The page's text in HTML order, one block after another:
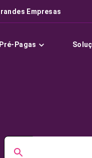
Empresas
Pagas